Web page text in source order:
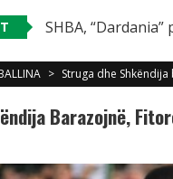
SHBA,
> Struga dhe
Barazojnë,